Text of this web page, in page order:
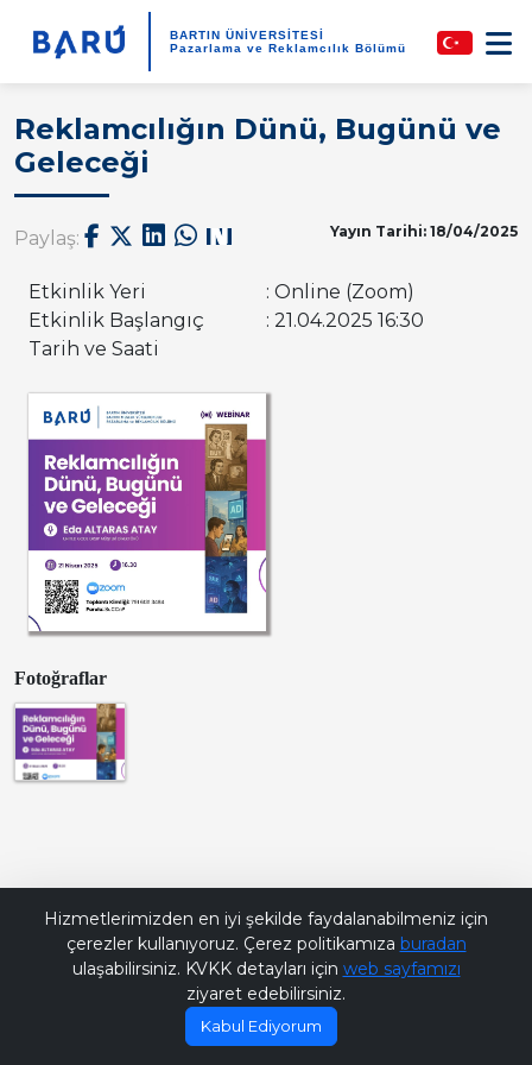
BARTIN ÜNİVERSİTESİ
Pazarlama ve Reklamcılık Bölümü
Reklamcılığın Dünü, Bugünü ve
Geleceği
Paylaş: Yayın Tarihi: 18/04/2025
Etkinlik Yeri
: Online (Zoom)
Etkinlik Başlangıç
Tarih ve Saati
: 21.04.2025 16:30
Fotoğraflar
Hizmetlerimizden en iyi şekilde faydalanabilmeniz için
çerezler kullanıyoruz. Çerez politikamıza buradan
ulaşabilirsiniz. KVKK detayları için web sayfamızı
ziyaret edebilirsiniz.
Kabul Ediyorum
Bana Soru Sor | Ask Me